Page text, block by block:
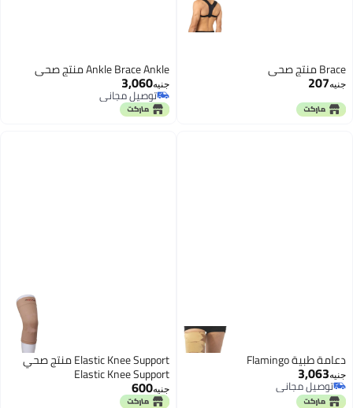
Brace منتج صحي
جنيه207
Ankle Brace Ankle منتج صحي
جنيه3,060
توصيل مجاني
توصيل مجاني
دعامة طبية Flamingo
جنيه3,063
توصيل مجاني
توصيل مجاني
Elastic Knee Support منتج صحي
Elastic Knee Support
جنيه600